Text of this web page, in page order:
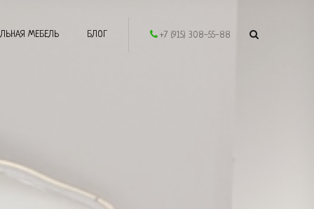
+7 (915) 308-55-88
МЕБЕЛЬ БЛОГ